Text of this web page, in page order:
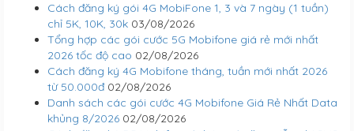
Cách đăng ký gói 4G MobiFone 1, 3 và 7 ngày (1 tuần)
chỉ 5K, 10K, 30k 03/08/2026
Tổng hợp các gói cước 5G Mobifone giá rẻ mới nhất
2026 tốc độ cao 02/08/2026
Cách đăng ký 4G Mobifone tháng, tuần mới nhất 2026
từ 50.000đ 02/08/2026
Danh sách các gói cước 4G Mobifone Giá Rẻ Nhất Data
khủng 8/2026 02/08/2026